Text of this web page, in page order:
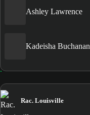
Ashley Lawrence
Kadeisha Buchanan
Rac. Louisville